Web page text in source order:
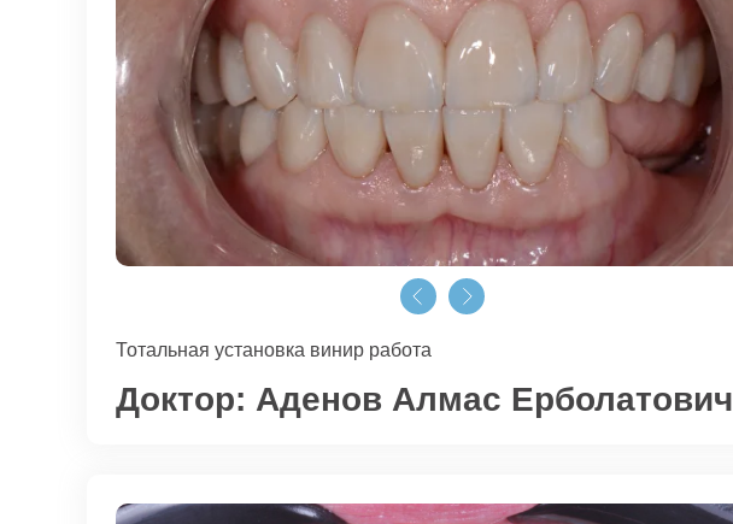
Тотальная установка винир работа
Доктор: Аденов Алмас Ерболатович